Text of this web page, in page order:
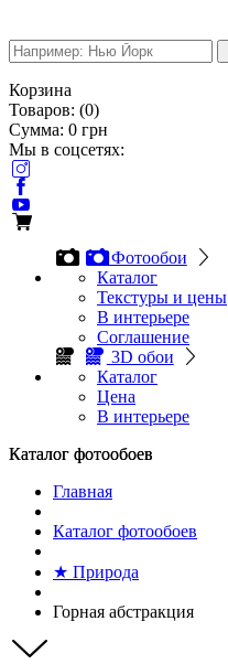
Корзина
Товаров: (0)
Сумма: 0 грн
Мы в соцсетях:
Фотообои
Каталог
Текстуры и цены
В интерьере
Соглашение
3D обои
Каталог
Цена
В интерьере
Каталог фотообоев
Каталог фотообоев
Главная
Каталог фотообоев
★ Природа
Горная абстракция